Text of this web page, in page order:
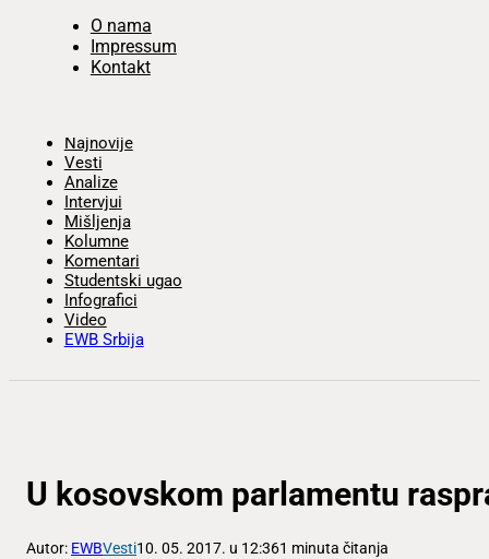
O nama
Impressum
Kontakt
Najnovije
Vesti
Analize
Intervjui
Mišljenja
Kolumne
Komentari
Studentski ugao
Infografici
Video
EWB Srbija
U kosovskom parlamentu
Autor: EWBVesti10. 05. 2017. u 12:361 minuta čitanja